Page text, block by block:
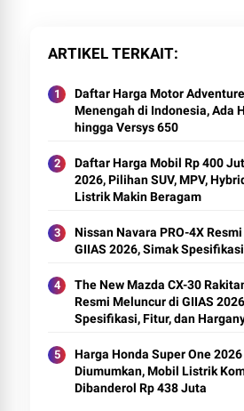
ARTIKEL TERKAIT
Daftar Harga Motor
Menengah di Indonesia, Ada
hingga Versys 650
Daftar Harga Mobil Rp 400
2026, Pilihan SUV, MPV,
Listrik Makin Beragam
Nissan Navara PRO-4X
GIIAS 2026, Simak
The New Mazda CX-30
Resmi Meluncur di GIIAS
Spesifikasi, Fitur, dan
Harga Honda Super One
Diumumkan, Mobil Listrik
Dibanderol Rp 438 Juta